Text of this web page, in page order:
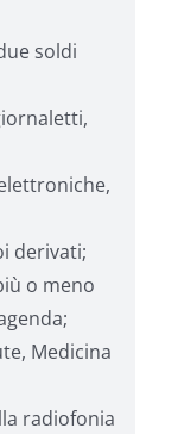
soldi
derivati;
o meno
Medicina
radiofonia